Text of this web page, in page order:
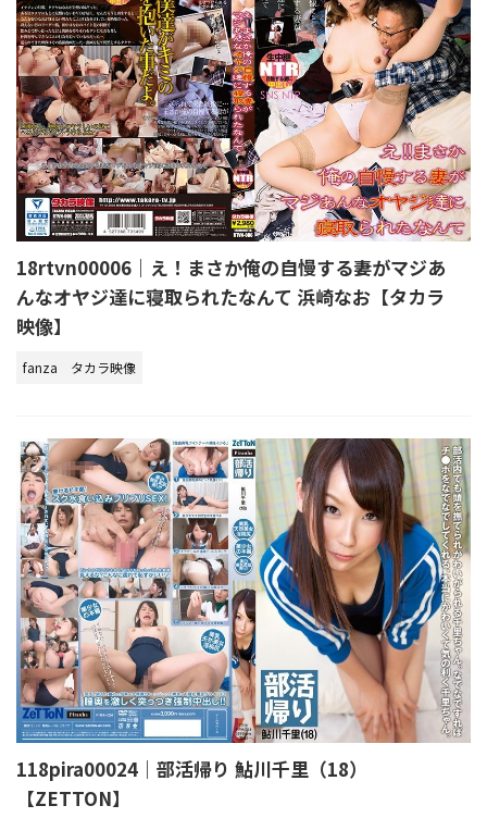
18rtvn00006｜え！まさか俺の自慢する妻がマジあ
んなオヤジ達に寝取られたなんて 浜崎なお【タカラ
映像】
fanza タカラ映像
118pira00024｜部活帰り 鮎川千里（18）
【ZETTON】